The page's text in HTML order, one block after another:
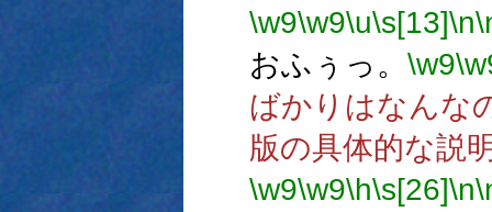
\w9\w9\u\s[13]\n
おふぅっ。 \w9
ばかりはなんな
版の具体的な説
\w9\w9\h\s[26]\n